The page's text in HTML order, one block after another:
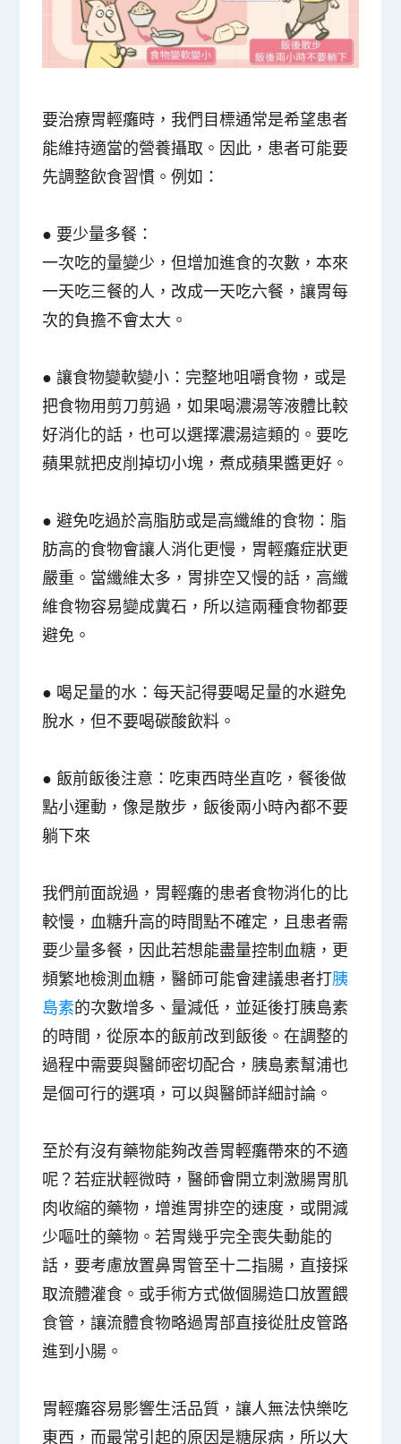
要治療胃輕癱時，我們目標通常是希望患者
能維持適當的營養攝取。因此，患者可能要
先調整飲食習慣。例如：
● 要少量多餐 ：
一次吃的量變少，但增加進食的次數，本來
一天吃三餐的人，改成一天吃六餐，讓胃每
次的負擔不會太大。
● 讓食物變軟變小 ：完整地咀嚼食物，或是
把食物用剪刀剪過，如果喝濃湯等液體比較
好消化的話，也可以選擇濃湯這類的。要吃
蘋果就把皮削掉切小塊，煮成蘋果醬更好。
● 避免吃過於高脂肪或是高纖維的食物 ：脂
肪高的食物會讓人消化更慢，胃輕癱症狀更
嚴重。當纖維太多，胃排空又慢的話，高纖
維食物容易變成糞石，所以這兩種食物都要
避免。
● 喝足量的水 ：每天記得要喝足量的水避免
脫水，但不要喝碳酸飲料。
● 飯前飯後注意 ：吃東西時坐直吃，餐後做
點小運動，像是散步，飯後兩小時內都不要
躺下來
我們前面說過，胃輕癱的患者食物消化的比
較慢，血糖升高的時間點不確定，且患者需
要少量多餐，因此若想能盡量控制血糖，更
頻繁地檢測血糖，醫師可能會建議患者打胰
島素的次數增多、量減低，並延後打胰島素
的時間，從原本的飯前改到飯後。在調整的
過程中需要與醫師密切配合，胰島素幫浦也
是個可行的選項，可以與醫師詳細討論。
至於有沒有藥物能夠改善胃輕癱帶來的不適
呢？若症狀輕微時，醫師會開立刺激腸胃肌
肉收縮的藥物，增進胃排空的速度，或開減
少嘔吐的藥物。若胃幾乎完全喪失動能的
話，要考慮放置鼻胃管至十二指腸，直接採
取流體灌食。或手術方式做個腸造口放置餵
食管，讓流體食物略過胃部直接從肚皮管路
進到小腸。
胃輕癱容易影響生活品質，讓人無法快樂吃
東西，而最常引起的原因是糖尿病，所以大